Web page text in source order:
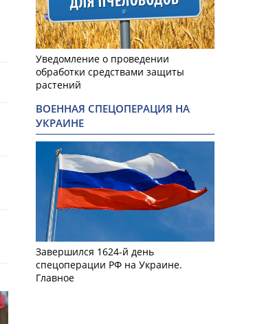
Уведомление о проведении
обработки средствами защиты
растений
ВОЕННАЯ СПЕЦОПЕРАЦИЯ НА
УКРАИНЕ
Завершился 1624-й день
спецоперации РФ на Украине.
Главное